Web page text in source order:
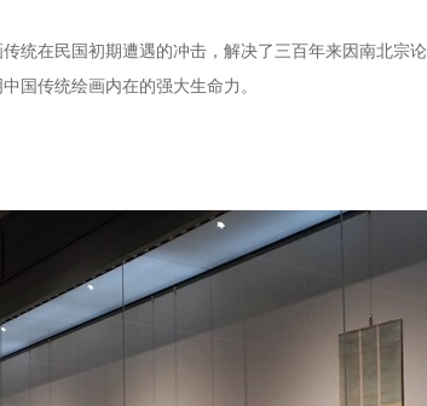
统在民国初期遭遇的冲击，解决了三百年来因南北宗
国传统绘画内在的强大生命力。